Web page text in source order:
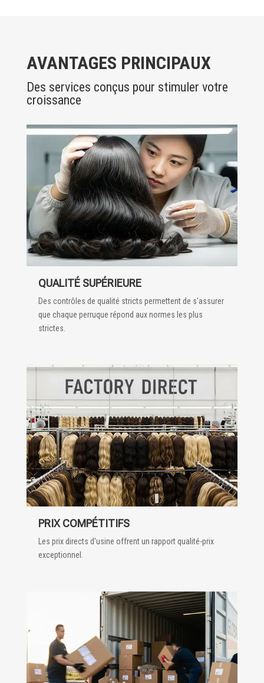
AVANTAGES PRINCIPAUX
Des services conçus pour stimuler votre
croissance
QUALITÉ SUPÉRIEURE
Des contrôles de qualité stricts permettent de s'assurer
que chaque perruque répond aux normes les plus
strictes.
PRIX COMPÉTITIFS
Les prix directs d'usine offrent un rapport qualité-prix
exceptionnel.